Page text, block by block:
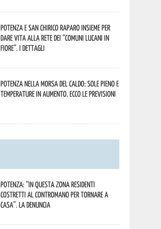
Potenza e San Chirico Raparo insieme per
dare vita alla rete dei “Comuni Lucani in
Fiore”. I dettagli
Potenza nella morsa del caldo: sole pieno e
temperature in aumento. Ecco le previsioni
Potenza: “In questa zona residenti
costretti al contromano per tornare a
casa”. La denuncia